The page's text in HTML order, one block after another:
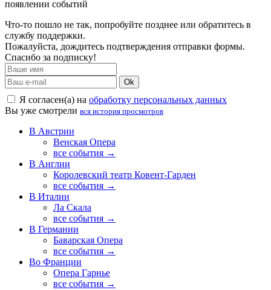
появлении событий
Что-то пошло не так, попробуйте позднее или обратитесь в
службу поддержки.
Пожалуйста, дождитесь подтверждения отправки формы.
Спасибо за подписку!
Ok
Я согласен(а) на обработку персональных данных
Вы уже смотрели вся история просмотров
В Австрии
Венская Опера
все события →
В Англии
Королевский театр Ковент-Гарден
все события →
В Италии
Ла Скала
все события →
В Германии
Баварская Опера
все события →
Во Франции
Опера Гарнье
все события →